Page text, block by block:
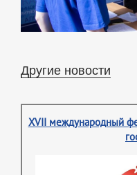
Другие новости
XVII международный